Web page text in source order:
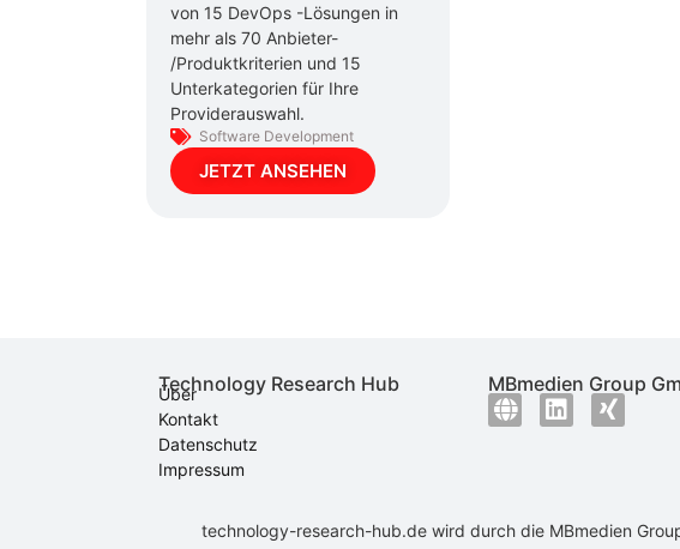
von 15 DevOps -Lösungen in
mehr als 70 Anbieter-
/Produktkriterien und 15
Unterkategorien für Ihre
Providerauswahl.
Software Development
JETZT ANSEHEN
Technology Research Hub
Über
Kontakt
Datenschutz
Impressum
MBmedien Group
technology-research-hub.de wird durch die MBmedien